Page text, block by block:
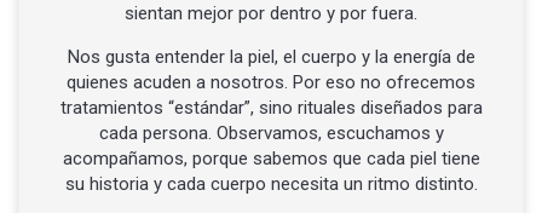
sientan mejor por dentro y por fuera.
Nos gusta entender la piel, el cuerpo y la energía de
quienes acuden a nosotros. Por eso no ofrecemos
tratamientos “estándar”, sino rituales diseñados para
cada persona. Observamos, escuchamos y
acompañamos, porque sabemos que cada piel tiene
su historia y cada cuerpo necesita un ritmo distinto.